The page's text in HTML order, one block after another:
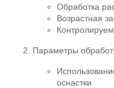
Обработка
Возрастная
Параметры
оснастки